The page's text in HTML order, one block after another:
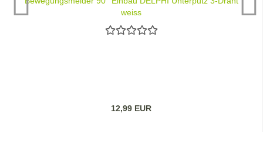
weiss
12,99 EUR